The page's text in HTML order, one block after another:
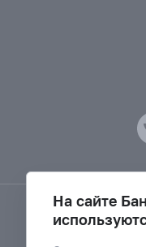
На сайте